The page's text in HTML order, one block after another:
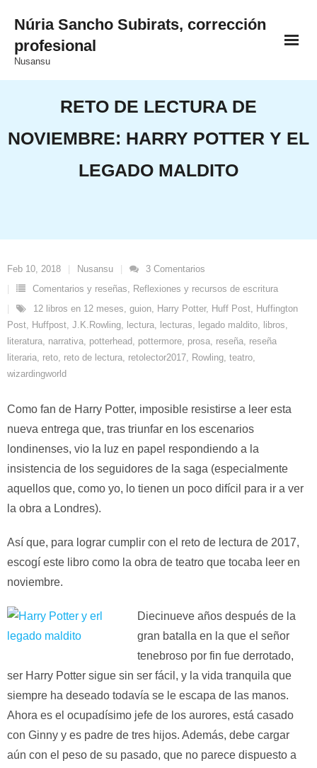
contenido
Núria Sancho Subirats, corrección
profesional
Nusansu
RETO DE LECTURA DE
NOVIEMBRE: HARRY POTTER Y EL
LEGADO MALDITO
Feb 10, 2018 Nusansu 3 Comentarios
Comentarios y reseñas, Reflexiones y recursos de escritura
12 libros en 12 meses, guion, Harry Potter, Huff Post, Huffington
Post, Huffpost, J.K.Rowling, lectura, lecturas, legado maldito, libros,
literatura, narrativa, potterhead, pottermore, prosa, reseña, reseña
literaria, reto, reto de lectura, retolector2017, Rowling, teatro,
wizardingworld
Como fan de Harry Potter, imposible resistirse a leer esta
nueva entrega que, tras triunfar en los escenarios
londinenses, vio la luz en papel respondiendo a la
insistencia de los seguidores de la saga (especialmente
aquellos que, como yo, lo tienen un poco difícil para ir a ver
la obra a Londres).
Así que, para lograr cumplir con el reto de lectura de 2017,
escogí este libro como la obra de teatro que tocaba leer en
noviembre.
Diecinueve años después de la
gran batalla en la que el señor
tenebroso por fin fue derrotado,
ser Harry Potter sigue sin ser fácil, y la vida tranquila que
siempre ha deseado todavía se le escapa de las manos.
Ahora es el ocupadísimo jefe de los aurores, está casado
con Ginny y es padre de tres hijos. Además, debe cargar
aún con el peso de su pasado, que no parece dispuesto a